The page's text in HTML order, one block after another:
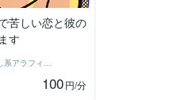
苦しい恋と彼の
す
うさぴょん＠癒し系アラフィフ心寄り添い人
100円/分